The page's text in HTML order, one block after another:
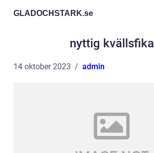
GLADOCHSTARK.se
nyttig kvällsfika
14 oktober 2023 admin